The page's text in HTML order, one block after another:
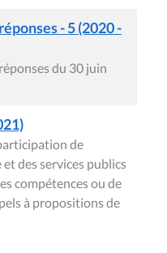
- 5 (2020 -
du 30 juin
de
des services publics
compétences ou de
à propositions de